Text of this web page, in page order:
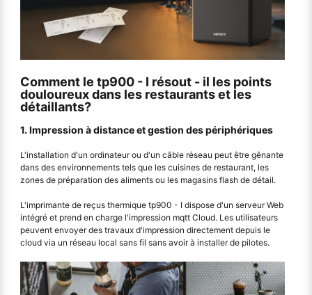
Comment le tp900 - I résout - il les points
douloureux dans les restaurants et les
détaillants?
1. Impression à distance et gestion des périphériques
L'installation d'un ordinateur ou d'un câble réseau peut être gênante
dans des environnements tels que les cuisines de restaurant, les
zones de préparation des aliments ou les magasins flash de détail.
L'imprimante de reçus thermique tp900 - I dispose d'un serveur Web
intégré et prend en charge l'impression mqtt Cloud. Les utilisateurs
peuvent envoyer des travaux d'impression directement depuis le
cloud via un réseau local sans fil sans avoir à installer de pilotes.